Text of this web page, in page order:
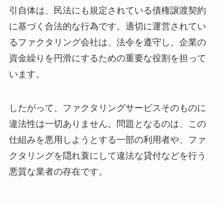
引自体は、民法にも規定されている債権譲渡契約
に基づく合法的な行為です。適切に運営されてい
るファクタリング会社は、法令を遵守し、企業の
資金繰りを円滑にするための重要な役割を担って
います。
したがって、ファクタリングサービスそのものに
違法性は一切ありません。問題となるのは、この
仕組みを悪用しようとする一部の利用者や、ファ
クタリングを隠れ蓑にして違法な貸付などを行う
悪質な業者の存在です。